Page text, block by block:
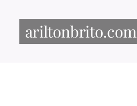
ariltonbrito.com